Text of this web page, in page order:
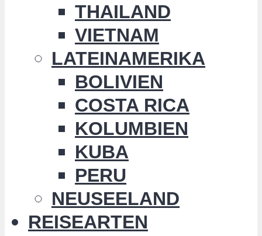
THAILAND
VIETNAM
LATEINAMERIKA
BOLIVIEN
COSTA RICA
KOLUMBIEN
KUBA
PERU
NEUSEELAND
REISEARTEN